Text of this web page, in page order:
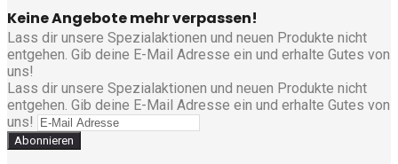
Keine Angebote mehr verpassen!
Lass dir unsere Spezialaktionen und neuen Produkte nicht
entgehen. Gib deine E-Mail Adresse ein und erhalte Gutes von
uns!
Lass dir unsere Spezialaktionen und neuen Produkte nicht
entgehen. Gib deine E-Mail Adresse ein und erhalte Gutes von
uns!
Abonnieren